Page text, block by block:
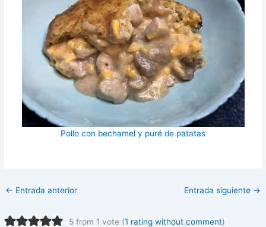
Pollo con bechamel y puré de patatas
← Entrada anterior Entrada siguiente →
5 from 1 vote (1 rating without comment)